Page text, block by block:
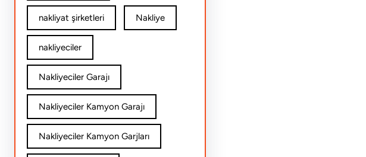
nakliyat şirketleri Nakliye
nakliyeciler
Nakliyeciler Garajı
Nakliyeciler Kamyon Garajı
Nakliyeciler Kamyon Garjları